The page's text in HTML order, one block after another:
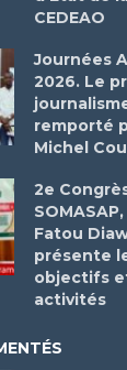
CEDEAO
Journées
2026. Le
remporté
Michel
2e
Fatou
présente
objectifs
activités